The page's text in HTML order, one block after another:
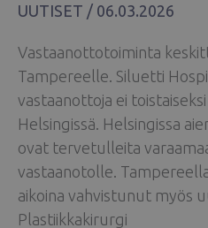
UUTISET / 06.03.2026
Vastaanottotoiminta
Tampereelle. Siluetti
vastaanottoja ei
Helsingissä. Helsingissa
ovat tervetulleita
vastaanotolle.
aikoina vahvistunut myös
Plastiikkakirurgi